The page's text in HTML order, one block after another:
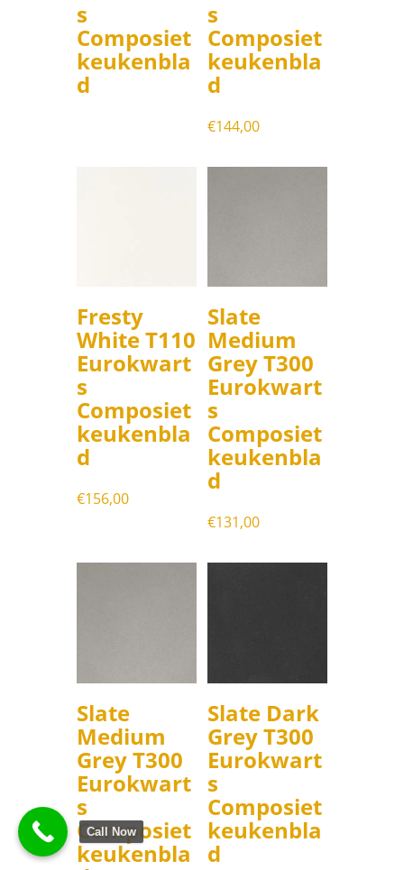
s
Composiet
keukenbla
d
s
Composiet
keukenbla
d
€144,00
Fresty
White T110
Eurokwart
s
Composiet
keukenbla
d
€156,00
Slate
Medium
Grey T300
Eurokwart
s
Composiet
keukenbla
d
€131,00
Slate
Medium
Grey T300
Eurokwart
s
Composiet
keukenbla
Slate Dark
Grey T300
Eurokwart
s
Composiet
keukenbla
d
Call Now